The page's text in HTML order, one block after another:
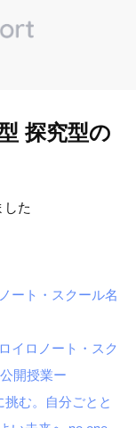
探究型の
した
ート・スクール名
イロノート・スク
開授業ー
む。自分ごとと